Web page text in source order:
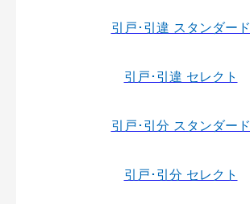
引戸･引違 スタンダード
引戸･引違 セレクト
引戸･引分 スタンダード
引戸･引分 セレクト